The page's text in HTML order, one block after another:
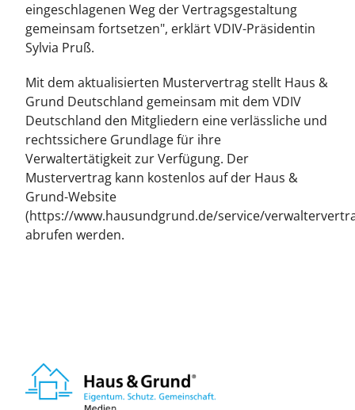
eingeschlagenen Weg der Vertragsgestaltung
gemeinsam fortsetzen", erklärt VDIV-Präsidentin
Sylvia Pruß.
Mit dem aktualisierten Mustervertrag stellt Haus &
Grund Deutschland gemeinsam mit dem VDIV
Deutschland den Mitgliedern eine verlässliche und
rechtssichere Grundlage für ihre
Verwaltertätigkeit zur Verfügung. Der
Mustervertrag kann kostenlos auf der Haus &
Grund-Website
(https://www.hausundgrund.de/service/
abrufen werden.